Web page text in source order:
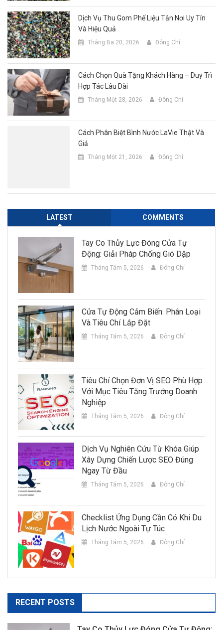
Dịch Vụ Thu Gom Phế Liệu Tận Nơi Uy Tín
Và Hiệu Quả
Tháng Ba 20, 2026 Đông Chí
Cách Chọn Quà Tặng Khách Hàng – Duy Trì
Hợp Tác Lâu Dài
Tháng Một 28, 2026 Đông Chí
Cách Phân Biệt Bình Nước LaVie Thật Và
Giả
Tháng Một 21, 2026 Đông Chí
LATEST COMMENTS
Tay Co Thủy Lực Đóng Cửa Tự
Động: Giải Pháp Chống Gió Dập
Tháng Tám 5, 2026 Đông Chí
Cửa Tự Động Cảm Biến: Phân Loại
Và Tiêu Chí Lắp Đặt
Tháng Tám 5, 2026 Đông Chí
Tiêu Chí Chọn Đơn Vị SEO Phù Hợp
Với Mục Tiêu Tăng Trưởng Doanh
Nghiệp
Tháng Tám 5, 2026 Đông Chí
Dịch Vụ Nghiên Cứu Từ Khóa Giúp
Xây Dựng Chiến Lược SEO Đúng
Ngay Từ Đầu
Tháng Tám 5, 2026 Đông Chí
Checklist Ứng Dụng Cần Có Khi Du
Lịch Nước Ngoài Tự Túc
Tháng Tám 5, 2026 Đông Chí
RECENT POSTS